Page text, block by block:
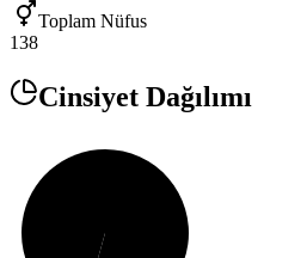
Toplam Nüfus
138
Cinsiyet Dağılımı